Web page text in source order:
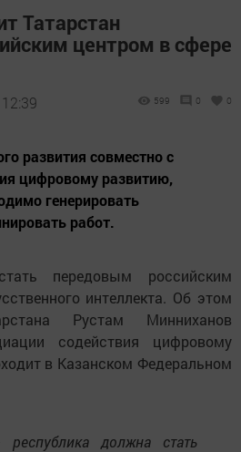
Татарстан
центром в сфере
599 0 0
развития совместно с
цифровому развитию,
генерировать
работ.
передовым российским
интеллекта. Об этом
Рустам Минниханов
содействия цифровому
в Казанском Федеральном
должна стать